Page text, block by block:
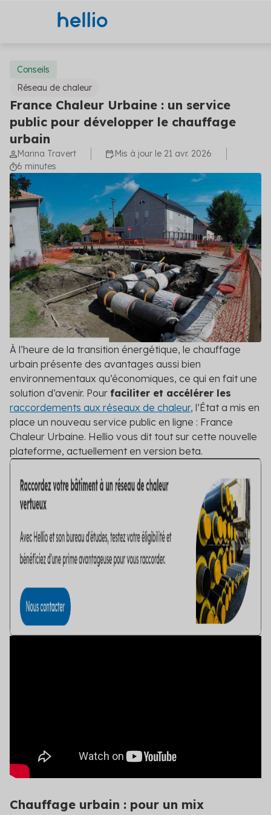
Solutions
Énergie
Décarbonation
Travaux
Solutions financement (5)
Valorisez vos opérations
les CEE
Hellio vous aide dans le montage de vos
Subventions publiques
Trouvez les financements pour vos opérations
d'énergie
Contrat de Performance Énergétique
Fixez un objectif clair d'efficacité énergétique
déterminée
Professionnels : devenez partenaire
Obtenez les primes CEE pour vos chantiers de
Simulateur Hellio : rejoignez la
Découvrez les primes auxquelles vous pouvez
Voir toutes les solutions
Voir toutes les solutions
Copropriété
Secteur public
Tertiaire
Transport
Agriculture
Copropriété
Industrie
Logement social
Particuliers
Professionnels du bâtiment
Secteur public
Tertiaire
Transport
Hellio
Découvrez Hellio
Apprenez-en davantage sur notre équipe et ce
Aides et financements
Nos experts décryptent pour vous les aides
Nos engagements
Nos valeurs nous poussent à aller plus loin
énergétique
Calendrier réglementaire
Découvrez les dernières actualités
Références
Consultez les retours d'expérience
nos autres clients
Actualités
Communiqués de presse
Les dernières actualités concernant la maîtrise
Événements
Découvrez tous les événements auxquels
Réglementation
Nous détaillons ici les dernières
Conseils
Nos experts vous donnent leurs conseils en
Voir toutes les actualités
Carrières
Contact
Conseils
France Chaleur Urbaine : un service
public pour développer le chauffage
urbain
Réseau de chaleur
Marina Travert
Mis à jour le 21 avr. 2026
6 minutes
À l’heure de la transition énergétique, le chauffage
urbain présente des avantages aussi bien
environnementaux qu’économiques, ce qui en fait une
solution d’avenir. Pour faciliter et accélérer les
raccordements aux réseaux de chaleur, l’État a mis en
place un nouveau service public en ligne : France
Chaleur Urbaine. Hellio vous dit tout sur cette nouvelle
plateforme, actuellement en version beta.
Chauffage urbain : pour un mix